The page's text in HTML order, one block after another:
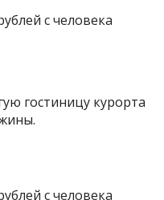
гостиницу курорта